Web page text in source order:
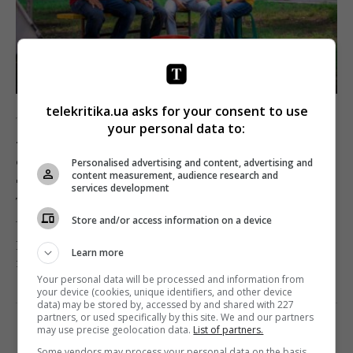
ТБ
Телерейтинги: «Папаньки» проти «Жіночих
секретів», прем’єра «Чорного ворона» і
діджитальне «Євробачення»
Telekritika
На 20 тижні (11-17 травня) телеканал «Україна»
прем'єрив відразу три нових серіали.
Поділитись: Facebook Twitter
telekritika.ua asks for your consent to use
your personal data to:
Personalised advertising and content, advertising and
content measurement, audience research and
services development
Store and/or access information on a device
Learn more
Your personal data will be processed and information from
your device (cookies, unique identifiers, and other device
data) may be stored by, accessed by and shared with 227
partners, or used specifically by this site. We and our partners
may use precise geolocation data. List of partners.